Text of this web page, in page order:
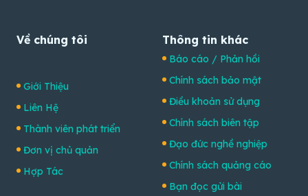
Về chúng tôi
Giới Thiệu
Liên Hệ
Thành viên phát triển
Đơn vị chủ quản
Hợp Tác
Thông tin khác
Báo cáo / Phản hồi
Chính sách bảo mật
Điều khoản sử dụng
Chính sách biên tập
Đạo đức nghề nghiệp
Chính sách quảng cáo
Bạn đọc gửi bài